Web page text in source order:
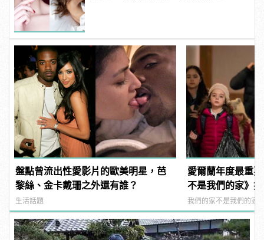
盤點曾流出性愛影片的歐美明星，芭
黎絲、金卡戴珊之外還有誰？
生活話題
愛爾蘭年度最重
不是我們的家》
家可歸！
我們的家不是我們的家